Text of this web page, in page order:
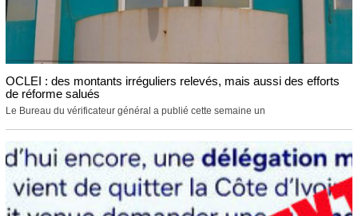
OCLEI : des montants irréguliers relevés, mais aussi des efforts
de réforme salués
Le Bureau du vérificateur général a publié cette semaine un